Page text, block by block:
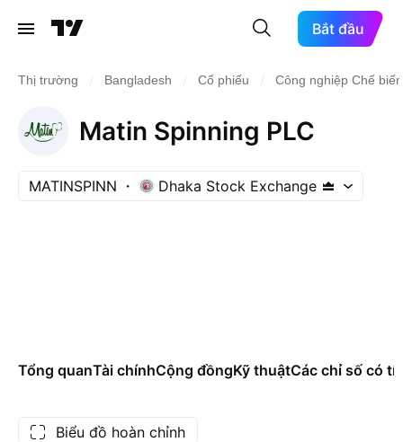
Bắt đầu
Thị trường Bangladesh Cổ phiếu Công nghiệp Chế biến
Matin Spinning PLC
MATINSPINN Dhaka Stock Exchange
Tổng quanTài chínhCộng đồngKỹ thuậtCác chỉ số có
Biểu đồ hoàn chỉnh